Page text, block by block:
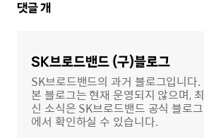
댓
댓글개
SK브로드밴드 (구)블로그
SK브로드밴드의 과거 블로그입니다.
본 블로그는 현재 운영되지 않으며, 최
신 소식은 SK브로드밴드 공식 블로그
에서 확인하실 수 있습니다.